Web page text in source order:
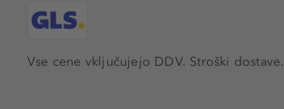
Vse cene vključujejo DDV. Stroški dostave.